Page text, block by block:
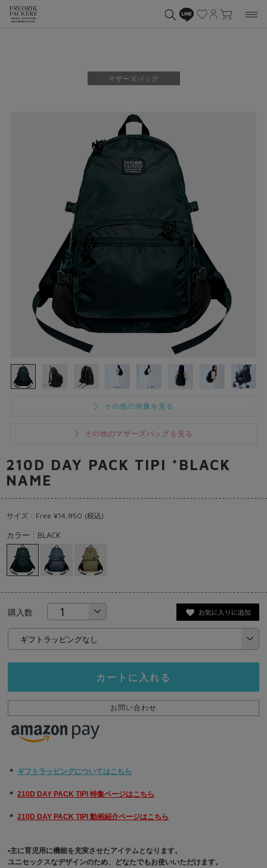
マザーズバッグ
その他の画像を見る
その他のマザーズバッグを見る
210D DAY PACK TIPI *BLACK
NAME
サイズ : Free ¥14,850 (税込)
カラー : BLACK
購入数
カートに入れる
お問い合わせ
＊ ギフトラッピングについてはこちら
＊ 210D DAY PACK TIPI 特集ページはこちら
＊ 210D DAY PACK TIPI 動画紹介ページはこちら
▪︎主に育児用に機能を充実させたアイテムとなります。
ユニセックスなデザインのため、どなたでもお使いいただけます。